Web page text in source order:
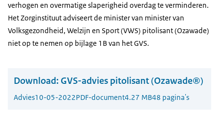
verhogen en overmatige slaperigheid overdag te verminderen.
Het Zorginstituut adviseert de minister van minister van
Volksgezondheid, Welzijn en Sport (VWS) pitolisant (Ozawade)
niet op te nemen op bijlage 1B van het GVS.
Download: GVS-advies pitolisant (Ozawade®)
Advies10-05-2022PDF-document4.27 MB48 pagina's